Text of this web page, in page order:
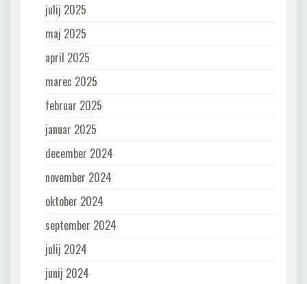
julij 2025
maj 2025
april 2025
marec 2025
februar 2025
januar 2025
december 2024
november 2024
oktober 2024
september 2024
julij 2024
junij 2024